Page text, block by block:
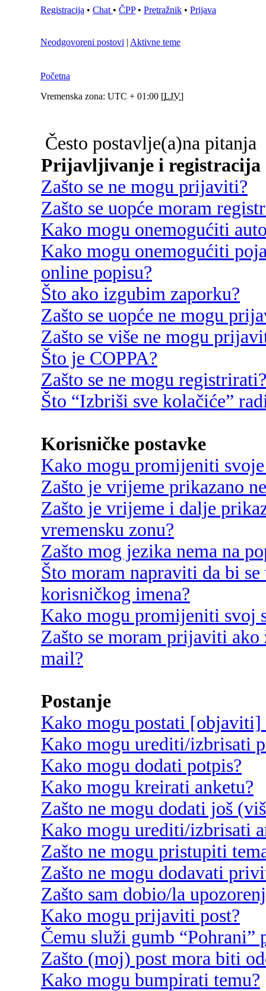
Registracija • Chat • ČPP• Pretražnik • Prijava
Neodgovoreni postovi | Aktivne teme
Početna
Vremenska zona: UTC + 01:00 [LJV]
Često postavlje(a)na pitanja
Prijavljivanje i registracija
Zašto se ne mogu prijaviti?
Zašto se uopće moram
Kako mogu onemogućiti
Kako mogu onemogućiti
online popisu?
Što ako izgubim zaporku?
Zašto se uopće ne mogu
Zašto se više ne mogu
Što je COPPA?
Zašto se ne mogu registrirati?
Što “Izbriši sve kolačiće”
Korisničke postavke
Kako mogu promijeniti svoje
Zašto je vrijeme prikazano
Zašto je vrijeme i dalje
vremensku zonu?
Zašto mog jezika nema na
Što moram napraviti da bi
korisničkog imena?
Kako mogu promijeniti svoj
Zašto se moram prijaviti
mail?
Postanje
Kako mogu postati [objaviti]
Kako mogu urediti/izbrisati
Kako mogu dodati potpis?
Kako mogu kreirati anketu?
Zašto ne mogu dodati još
Kako mogu urediti/izbrisati
Zašto ne mogu pristupiti
Zašto ne mogu dodavati
Zašto sam dobio/la
Kako mogu prijaviti post?
Čemu služi gumb
Zašto (moj) post mora biti
Kako mogu bumpirati temu?